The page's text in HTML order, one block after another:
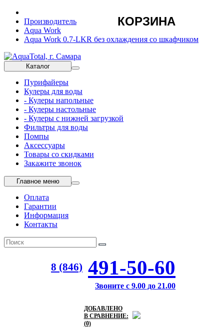
Производитель
Aqua Work
Aqua Work 0.7-LKR без охлаждения со шкафчиком
Каталог
Пурифайеры
Кулеры для воды
- Кулеры напольные
- Кулеры настольные
- Кулеры с нижней загрузкой
Фильтры для воды
Помпы
Аксессуары
Товары со скидками
Закажите звонок
Главное меню
Оплата
Гарантии
Информация
Контакты
8 (846) 491-50-60
Звоните с 9.00 до 21.00
ДОБАВЛЕНО
В СРАВНЕНИЕ:
(0)
КОРЗИНА